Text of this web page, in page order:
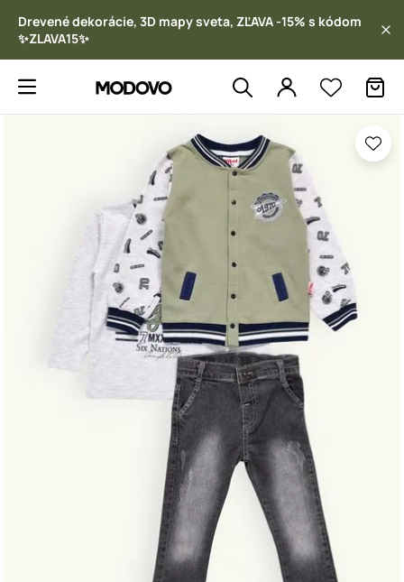
Drevené dekorácie, 3D mapy sveta, ZĽAVA -15% s kódom
✨ZLAVA15✨